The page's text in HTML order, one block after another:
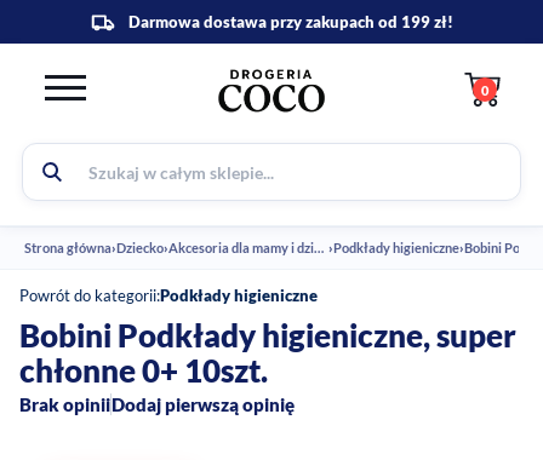
0
Strona główna›Dziecko› Akcesoria dla mamy i dziecka ›Podkłady higieniczne›Bobini
Powrót do kategorii:Podkłady higieniczne
Bobini Podkłady higieniczne, super
chłonne 0+ 10szt.
Brak opiniiDodaj pierwszą opinię